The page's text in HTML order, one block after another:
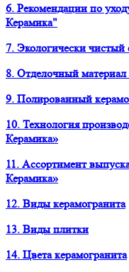
6. Рекомендации по
Керамика"
7. Экологически
8. Отделочный материал
9. Полированный
10. Технология
Керамика»
11. Ассортимент
Керамика»
12. Виды керамогранита
13. Виды плитки
14. Цвета керамогранита